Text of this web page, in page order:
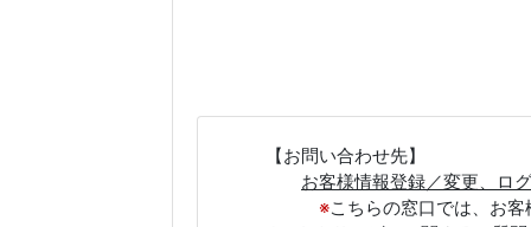
【お問い合わせ先】
お客様情報登録／変更、ロ
※こちらの窓口では、お